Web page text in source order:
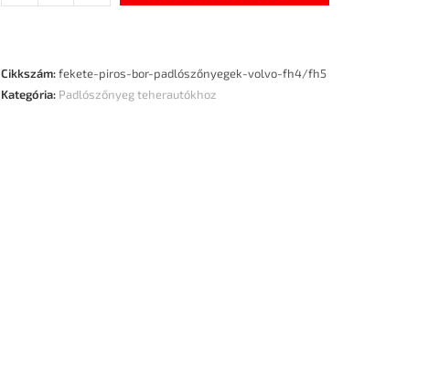
Cikkszám:fekete-piros-bor-padlószőnyegek-volvo-fh4/fh5
Kategória: Padlószőnyeg teherautókhoz